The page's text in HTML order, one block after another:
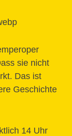
sie nicht
Das ist
Geschichte
14 Uhr